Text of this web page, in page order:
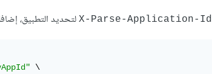
X-Parse-Application-Id لتحديد التطبيق،